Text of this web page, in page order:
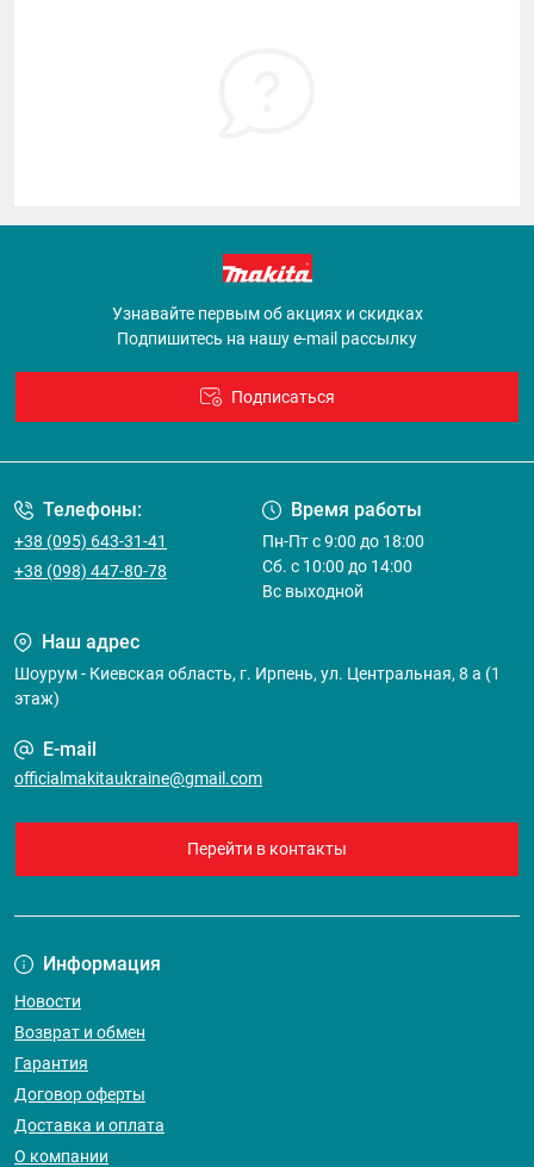
Узнавайте первым об акциях и скидках
Подпишитесь на нашу e-mail рассылку
Подписаться
Телефоны:
+38 (095) 643-31-41
+38 (098) 447-80-78
Время работы
Пн-Пт с 9:00 до 18:00
Сб. с 10:00 до 14:00
Вс выходной
Наш адрес
Шоурум - Киевская область, г. Ирпень, ул. Центральная, 8 а (1
этаж)
E-mail
officialmakitaukraine@gmail.com
Перейти в контакты
Информация
Новости
Возврат и обмен
Гарантия
Договор оферты
Доставка и оплата
О компании